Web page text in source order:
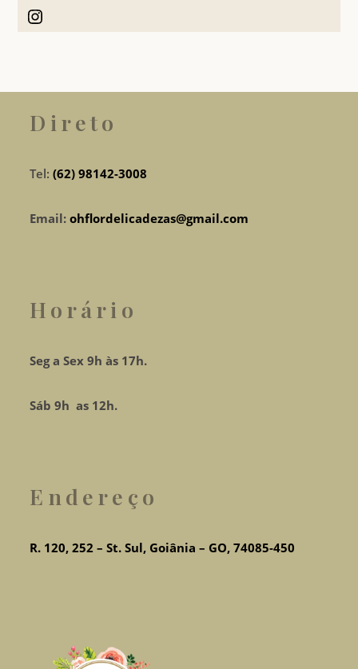
Direto
Tel: (62) 98142-3008
Email:ohflordelicadezas@gmail.com
Horário
Seg a Sex 9h às 17h.
Sáb 9h as 12h.
Endereço
R. 120, 252 – St. Sul, Goiânia – GO, 74085-450